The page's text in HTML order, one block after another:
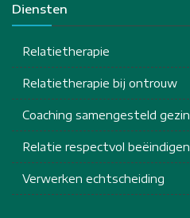
Diensten
Relatietherapie
Relatietherapie bij ontrouw
Coaching samengesteld gezin
Relatie respectvol beëindigen
Verwerken echtscheiding